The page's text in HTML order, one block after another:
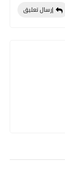
إرسال تعليق